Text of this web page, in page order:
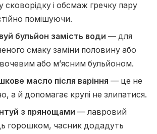
сковорідку і обсмаж гречку пару
помішуючи.
бульйон замість води — для
смаку заміни половину або
або м’ясним бульйоном.
масло після варіння — це не
а й допомагає крупі не злипатися.
з прянощами — лавровий
горошком, часник додадуть